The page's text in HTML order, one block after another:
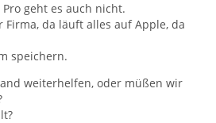
geht es auch nicht.
Firma, da läuft alles auf Apple, da
speichern.
weiterhelfen, oder müßen wir